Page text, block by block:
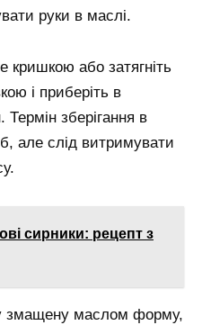
руки в маслі.
кришкою або затягніть
і приберіть в
зберігання в
але слід витримувати
сирники: рецепт з
змащену маслом форму,